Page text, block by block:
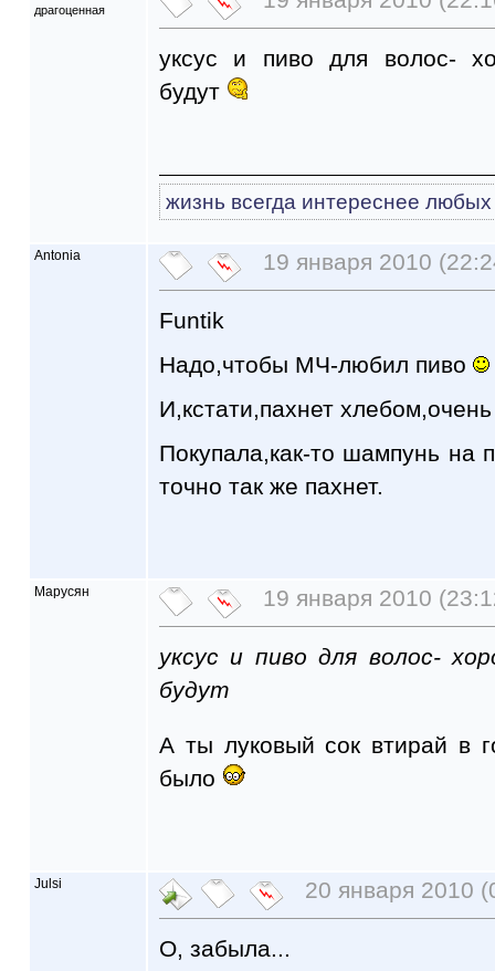
драгоценная
уксус и пиво для волос-
будут
жизнь всегда интереснее любых
Antonia 19 января 2010
Funtik
Надо,чтобы МЧ-любил пиво
И,кстати,пахнет
Покупала,как-то шампунь на
точно так же пахнет.
Марусян 19 января 2010
уксус и пиво для волос-
будут
А ты луковый сок втирай в
было
Julsi 20 января 2010
О, забыла...